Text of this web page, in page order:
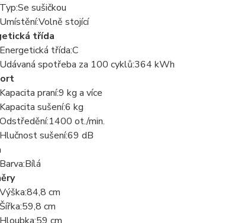
Typ:Se sušičkou
Umístění:Volně stojící
třída
Energetická třída:C
Udávaná spotřeba za 100 cyklů:364 kWh
Kapacita praní:9 kg a více
Kapacita sušení:6 kg
Odstředění:1400 ot./min.
Hlučnost sušení:69 dB
Barva:Bílá
Výška:84,8 cm
Šířka:59,8 cm